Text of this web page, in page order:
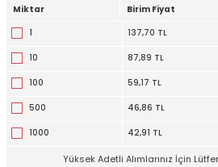
Miktar
Birim Fiyat
1
137,70 TL
10 87,89 TL
100 59,17 TL
500 46,86 TL
1000 42,91 TL
Yüksek Adetli Alımlarınız İçin